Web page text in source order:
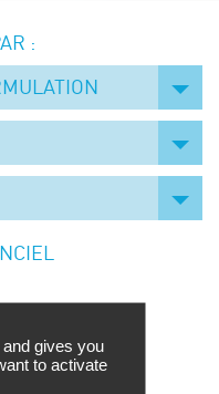
Catalysis for
and 16, 2026
ON GREEN
:
gives you
to activate